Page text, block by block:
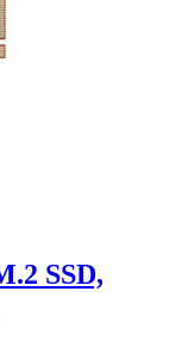
SSD,